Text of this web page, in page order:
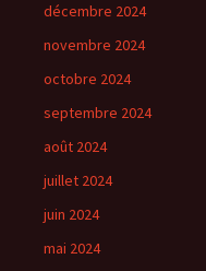
décembre 2024
novembre 2024
octobre 2024
septembre 2024
août 2024
juillet 2024
juin 2024
mai 2024